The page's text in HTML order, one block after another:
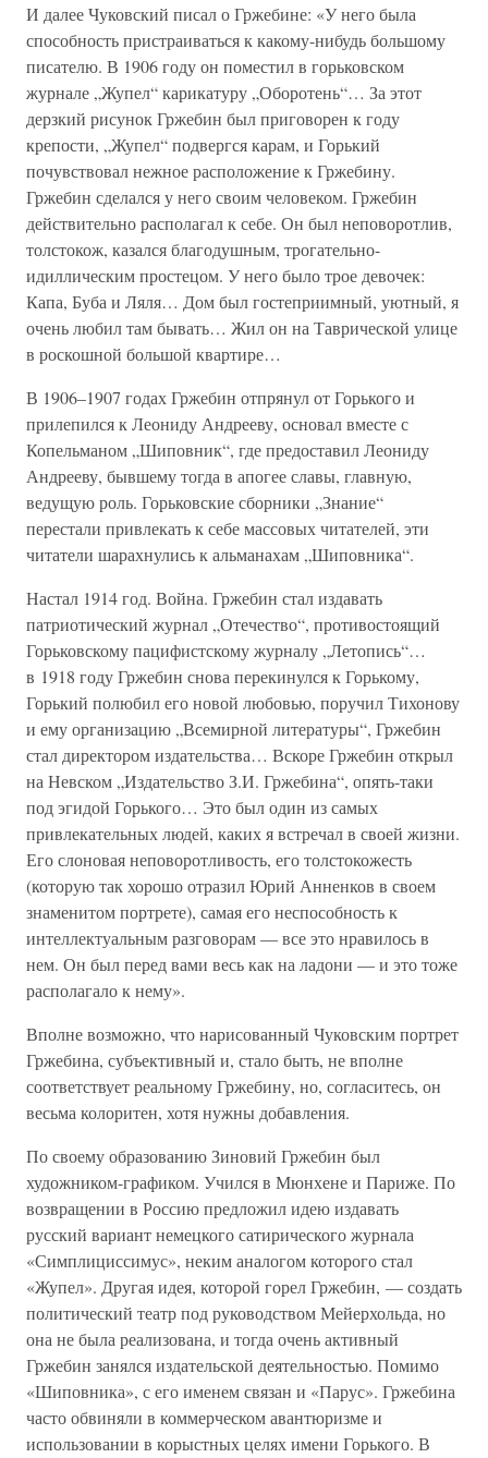
И далее Чуковский писал о Гржебине: «У него была
способность пристраиваться к какому-нибудь большому
писателю. В 1906 году он поместил в горьковском
журнале „Жупел“ карикатуру „Оборотень“… За этот
дерзкий рисунок Гржебин был приговорен к году
крепости, „Жупел“ подвергся карам, и Горький
почувствовал нежное расположение к Гржебину.
Гржебин сделался у него своим человеком. Гржебин
действительно располагал к себе. Он был неповоротлив,
толстокож, казался благодушным, трогательно-
идиллическим простецом. У него было трое девочек:
Капа, Буба и Ляля… Дом был гостеприимный, уютный, я
очень любил там бывать… Жил он на Таврической улице
в роскошной большой квартире…
В 1906–1907 годах Гржебин отпрянул от Горького и
прилепился к Леониду Андрееву, основал вместе с
Копельманом „Шиповник“, где предоставил Леониду
Андрееву, бывшему тогда в апогее славы, главную,
ведущую роль. Горьковские сборники „Знание“
перестали привлекать к себе массовых читателей, эти
читатели шарахнулись к альманахам „Шиповника“.
Настал 1914 год. Война. Гржебин стал издавать
патриотический журнал „Отечество“, противостоящий
Горьковскому пацифистскому журналу „Летопись“…
в 1918 году Гржебин снова перекинулся к Горькому,
Горький полюбил его новой любовью, поручил Тихонову
и ему организацию „Всемирной литературы“, Гржебин
стал директором издательства… Вскоре Гржебин открыл
на Невском „Издательство З.И. Гржебина“, опять-таки
под эгидой Горького… Это был один из самых
привлекательных людей, каких я встречал в своей жизни.
Его слоновая неповоротливость, его толстокожесть
(которую так хорошо отразил Юрий Анненков в своем
знаменитом портрете), самая его неспособность к
интеллектуальным разговорам — все это нравилось в
нем. Он был перед вами весь как на ладони — и это тоже
располагало к нему».
Вполне возможно, что нарисованный Чуковским портрет
Гржебина, субъективный и, стало быть, не вполне
соответствует реальному Гржебину, но, согласитесь, он
весьма колоритен, хотя нужны добавления.
По своему образованию Зиновий Гржебин был
художником-графиком. Учился в Мюнхене и Париже. По
возвращении в Россию предложил идею издавать
русский вариант немецкого сатирического журнала
«Симплициссимус», неким аналогом которого стал
«Жупел». Другая идея, которой горел Гржебин, — создать
политический театр под руководством Мейерхольда, но
она не была реализована, и тогда очень активный
Гржебин занялся издательской деятельностью. Помимо
«Шиповника», с его именем связан и «Парус». Гржебина
часто обвиняли в коммерческом авантюризме и
использовании в корыстных целях имени Горького. В